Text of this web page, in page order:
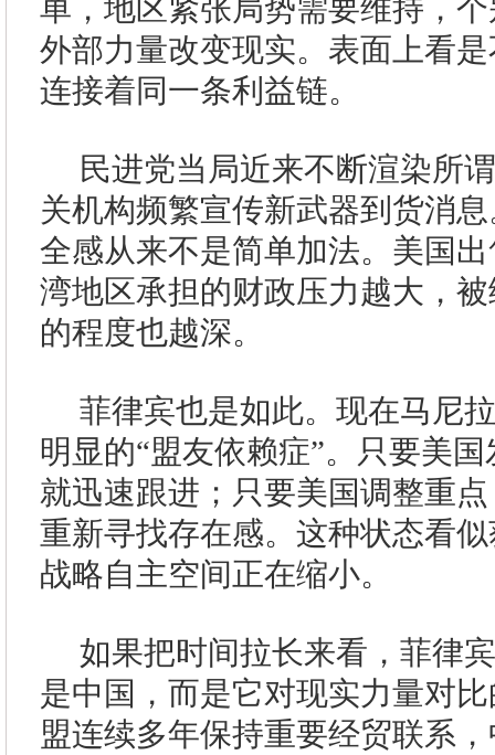
单，地区紧张局势需要维持，
外部力量改变现实。表面上看
连接着同一条利益链。
民进党当局近来不断渲染所
关机构频繁宣传新武器到货消
全感从来不是简单加法。美国
湾地区承担的财政压力越大，
的程度也越深。
菲律宾也是如此。现在马尼
明显的“盟友依赖症”。只要美
就迅速跟进；只要美国调整重
重新寻找存在感。这种状态看
战略自主空间正在缩小。
如果把时间拉长来看，菲律
是中国，而是它对现实力量对
盟连续多年保持重要经贸联系